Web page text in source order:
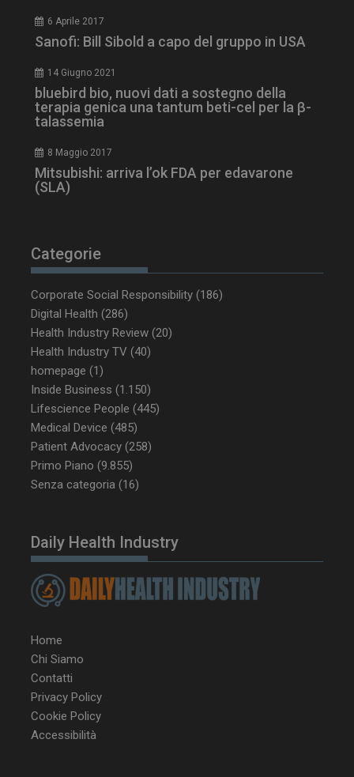
6 Aprile 2017
Sanofi: Bill Sibold a capo del gruppo in USA
14 Giugno 2021
bluebird bio, nuovi dati a sostegno della
terapia genica una tantum beti-cel per la β-
talassemia
8 Maggio 2017
Mitsubishi: arriva l’ok FDA per edavarone
(SLA)
Categorie
Corporate Social Responsibility (186)
Digital Health (286)
Health Industry Review (20)
Health Industry TV (40)
homepage (1)
Inside Business (1.150)
Lifescience People (445)
Medical Device (485)
Patient Advocacy (258)
Primo Piano (9.855)
Senza categoria (16)
Daily Health Industry
Home
Chi Siamo
Contatti
Privacy Policy
Cookie Policy
Accessibilità
_ga_Z2VT792F98
tracking-sites-
ironfish-tracking-
enable
CookieScriptConsent
NOME
__Secure-ROLLOUT_TOKEN